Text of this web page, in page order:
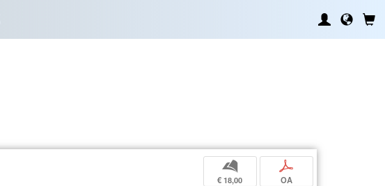
b
€ 18,00
p
OA